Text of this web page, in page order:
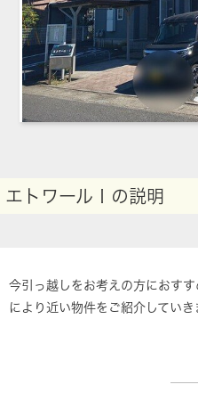
エトワールⅠの説明
今引っ越しをお考えの方におす
により近い物件をご紹介してい